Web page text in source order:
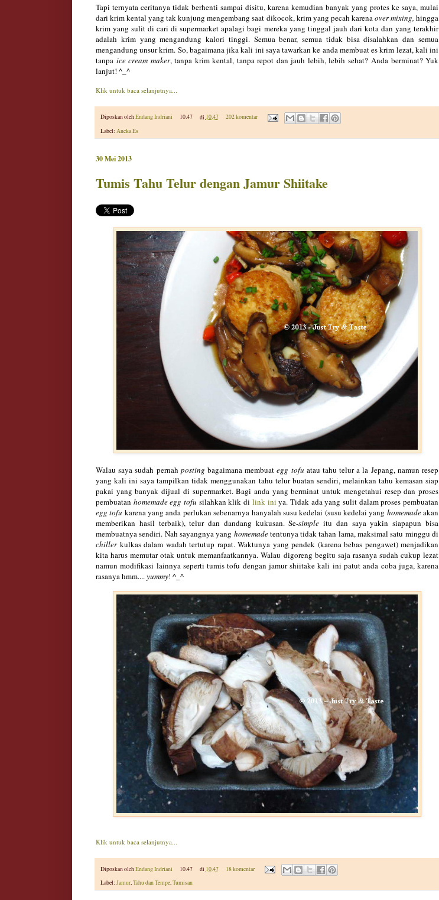
Tapi ternyata ceritanya tidak berhenti sampai disitu, karena kemudian banyak yang protes ke saya, mulai
dari krim kental yang tak kunjung mengembang saat dikocok, krim yang pecah karenaover mixing, hingga
krim yang sulit di cari di supermarket apalagi bagi mereka yang tinggal jauh dari kota dan yang terakhir
adalah krim yang mengandung kalori tinggi. Semua benar, semua tidak bisa disalahkan dan semua
mengandung unsur krim. So, bagaimana jika kali ini saya tawarkan ke anda membuat es krim lezat, kali ini
tanpa ice cream maker, tanpa krim kental, tanpa repot dan jauh lebih, lebih sehat? Anda berminat? Yuk
lanjut! ^_^
Klik untuk baca selanjutnya...
Diposkan olehEndang Indriani 10.47 di 10.47
202 komentar
Label: Aneka Es
30 Mei 2013
Tumis Tahu Telur dengan Jamur Shiitake
Walau saya sudah pernah posting bagaimana membuategg tofu atau tahu telur ala Jepang, namun resep
yang kali ini saya tampilkan tidak menggunakan tahu telur buatan sendiri, melainkan tahu kemasan siap
pakai yang banyak dijual di supermarket. Bagi anda yang berminatuntuk mengetahui resep dan proses
pembuatan homemade egg tofu silahkan klik di link ini ya. Tidak ada yang sulit dalam proses pembuatan
egg tofu karena yang anda perlukan sebenarnya hanyalah susu kedelai (susu kedelai yang homemadeakan
memberikan hasil terbaik), telur dan dandang kukusan. Se-simple itu dan saya yakinsiapapun bisa
membuatnya sendiri. Nah sayangnyayang homemadetentunya tidak tahan lama, maksimalsatu minggu di
chillerkulkas dalam wadah tertutup rapat.Waktunya yang pendek (karena bebas pengawet) menjadikan
kitaharus memutarotak untuk memanfaatkannya.Walau digoreng begitu saja rasanya sudah cukup lezat
namun modifikasi lainnya seperti tumis tofu dengan jamur shiitake kali ini patut anda coba juga, karena
rasanya hmm....yummy! ^_^
Klik untuk baca selanjutnya...
Diposkan olehEndang Indriani 10.47 di 10.47
18 komentar
Label: Jamur,Tahu dan Tempe,Tumisan